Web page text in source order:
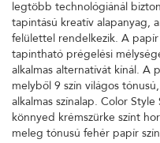
legtöbb technológiánál
tapintású kreatív alapanyag,
felülettel rendelkezik. A
tapintható prégelési
alkalmas alternatívát kínál. A
melyből 9 szín világos
alkalmas színalap. Color
könnyed krémszürke színt
meleg tónusú fehér papír